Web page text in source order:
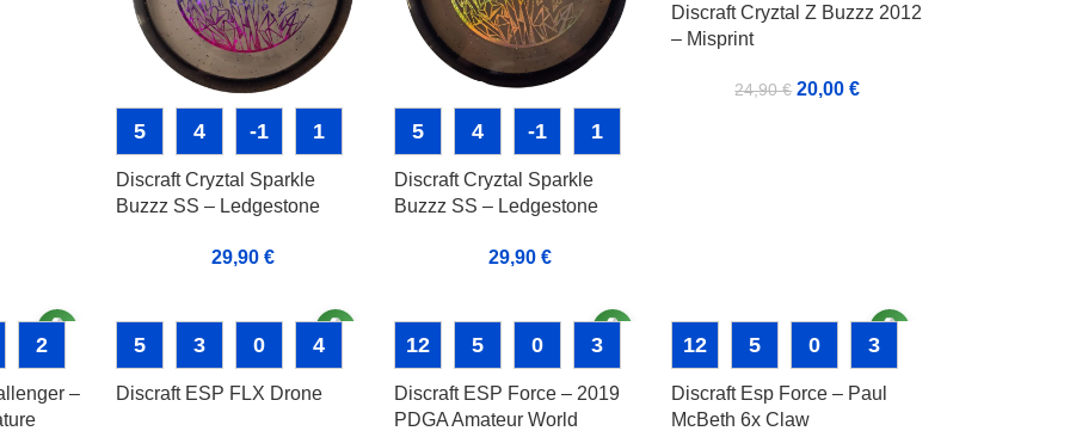
5 4 -1 1
Discraft Cryztal Sparkle
Buzzz SS – Ledgestone
29,90 €
5 4 -1 1
Discraft Cryztal Sparkle
Buzzz SS – Ledgestone
29,90€
Discraft Cryztal Z Buzzz 2012
– Misprint
24,90€ 20,00€
2
–
5 3 0 4
Discraft ESP FLX Drone
12 5 0 3
Discraft ESP Force – 2019
PDGA Amateur World
12 5 0 3
Discraft Esp Force – Paul
McBeth 6x Claw